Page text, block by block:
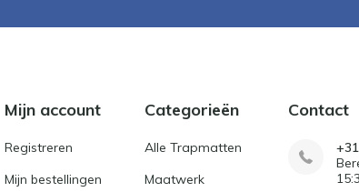
Mijn account
Registreren
Mijn bestellingen
Categorieën
Alle Trapmatten
Maatwerk
Contact